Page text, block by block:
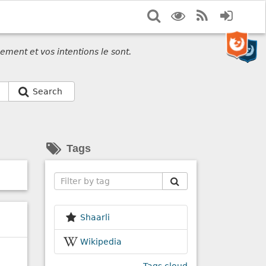
SearchDisplay
RSS
et vos intentions le sont.
Search
Tags
Shaarli
Wikipedia